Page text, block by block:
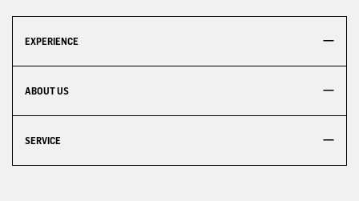
EXPERIENCE
ABOUT US
SERVICE